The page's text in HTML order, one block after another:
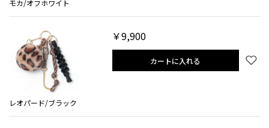
モカ/オフホワイト
レオパード/ブラック
￥9,900
カートに入れる